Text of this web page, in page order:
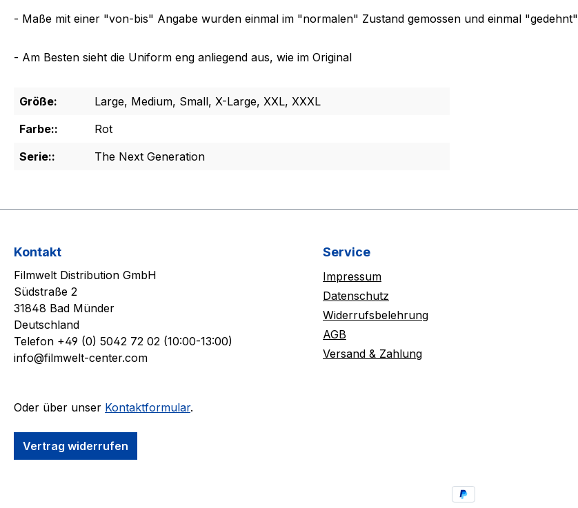
- Maße mit einer "von-bis" Angabe wurden einmal im "normalen" Zustand gemossen und einmal "gedehnt"
- Am Besten sieht die Uniform eng anliegend aus, wie im Original
Größe:
Large, Medium, Small, X-Large, XXL, XXXL
Farbe::
Rot
Serie::
The Next Generation
Kontakt
Filmwelt Distribution GmbH
Südstraße 2
31848 Bad Münder
Deutschland
Telefon +49 (0) 5042 72 02 (10:00-13:00)
info@filmwelt-center.com
Oder über unser Kontaktformular.
Vertrag widerrufen
Service
Impressum
Datenschutz
Widerrufsbelehrung
AGB
Versand & Zahlung